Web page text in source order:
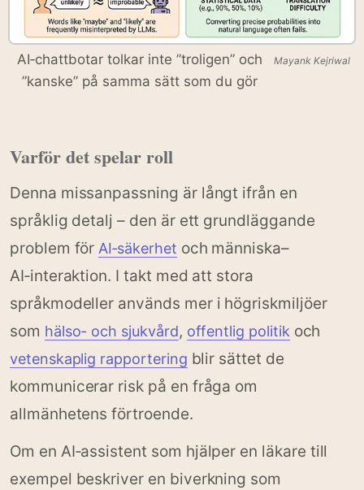
AI‑chattbotar tolkar inte ”troligen” och
”kanske” på samma sätt som du gör
Mayank Kejriwal
Varför det spelar roll
Denna missanpassning är långt ifrån en
språklig detalj – den är ett grundläggande
problem förAI‑säkerhet och människa–
AI‑interaktion. I takt med att stora
språkmodeller används mer i högriskmiljöer
som hälso- och sjukvård, offentlig politikoch
vetenskaplig rapportering blir sättet de
kommunicerar risk på en fråga om
allmänhetens förtroende.
Om en AI‑assistent som hjälper en läkare till
exempel beskriver en biverkning som